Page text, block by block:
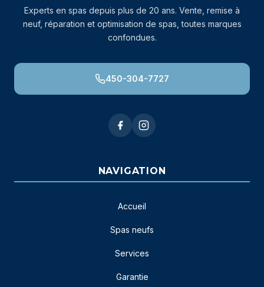
Experts en spas depuis plus de 20 ans. Vente, remise à
neuf, réparation et optimisation de spas, toutes marques
confondues.
450-304-7727
NAVIGATION
Accueil
Spas neufs
Services
Garantie